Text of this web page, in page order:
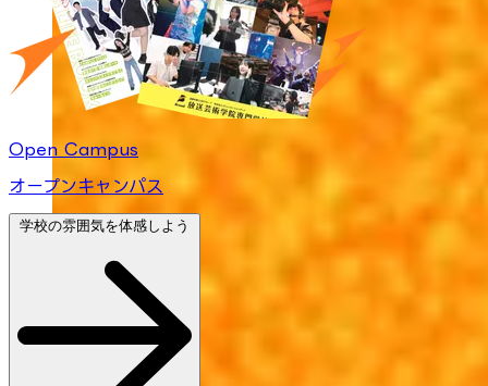
Open Campus
オープンキャンパス
学校の雰囲気を体感しよう